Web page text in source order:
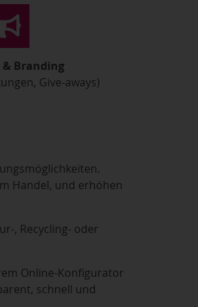
& Branding
Give-aways)
Handel, und erhöhen
, Recycling- oder
Online-Konfigurator
schnell und